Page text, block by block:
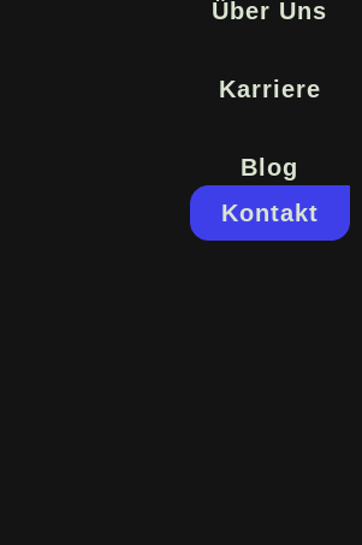
Über Uns
Karriere
Blog
Kontakt